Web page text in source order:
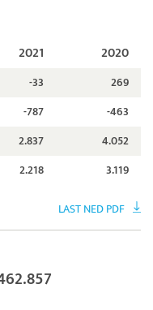
2021 2020
-33
269
-787
-463
2.837
4.052
2.218 3.119
LAST NED PDF